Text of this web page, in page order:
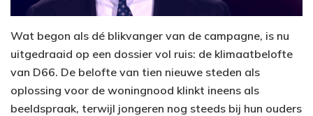
Wat begon als dé blikvanger van de campagne, is nu
uitgedraaid op een dossier vol ruis: de klimaatbelofte
van D66. De belofte van tien nieuwe steden als
oplossing voor de woningnood klinkt ineens als
beeldspraak, terwijl jongeren nog steeds bij hun ouders